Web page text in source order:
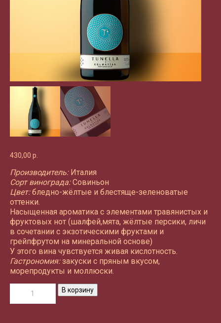
430,00 р.
Производитель:Италия
Сорт винограда:Совиньон
Цвет:бледно-жёлтые и блестяще-зеленоватые
оттенки.
Насыщенная ароматика с элементами травянистых и
фруктовых нот (шалфей,мята, жёлтые персики, личи
в сочетании с экзотическими фруктами и
грейпфрутом на минеральной основе)
У этого вина чувствуется живая кислотность.
Гастрономия:закуски с пряным вкусом,
морепродукты и моллюски.
В корзину